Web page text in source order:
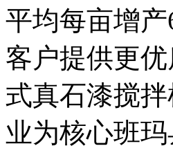
平均每亩增
客户提供更
式真石漆搅
业为核心班